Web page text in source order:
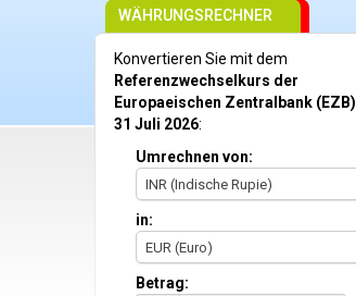
WÄHRUNGSRECHNER
Konvertieren Sie mit dem
Referenzwechselkurs der
Europaeischen Zentralbank (EZB)
31 Juli 2026:
Umrechnen von:
INR (Indische Rupie)
in:
EUR (Euro)
Betrag: